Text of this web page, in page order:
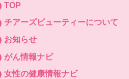
TOP
チアーズビューティーについて
お知らせ
がん情報ナビ
女性の健康情報ナビ